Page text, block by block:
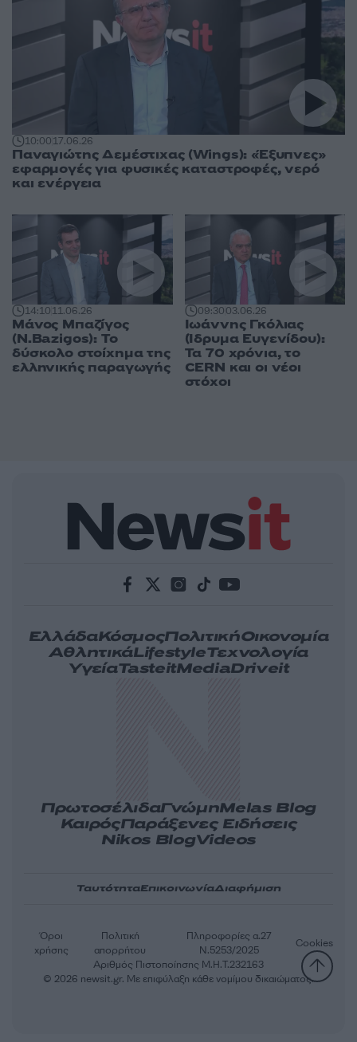
10:0017.06.26
Παναγιώτης Δεμέστιχας (Wings): «Έξυπνες»
εφαρμογές για φυσικές καταστροφές, νερό
και ενέργεια
14:1011.06.26
Μάνος Μπαζίγος
(N.Bazigos): Το
δύσκολο στοίχημα της
ελληνικής παραγωγής
09:3003.06.26
Ιωάννης Γκόλιας
(Ίδρυμα Ευγενίδου):
Τα 70 χρόνια, το
CERN και οι νέοι
στόχοι
ΕλλάδαΚόσμοςΠολιτικήΟικονομία
ΑθλητικάLifestyleΤεχνολογία
ΥγείαTasteitMediaDriveit
ΠρωτοσέλιδαΓνώμηMelas Blog
ΚαιρόςΠαράξενες Ειδήσεις
Nikos BlogVideos
ΤαυτότηταΕπικοινωνίαΔιαφήμιση
Αριθμός Πιστοποίησης Μ.Η.Τ.232163
Όροι
χρήσης
Πολιτική
απορρήτου
Πληροφορίες α.27
Ν.5253/2025
Cookies
© 2026 newsit.gr. Με επιφύλαξη κάθε νομίμου δικαιώματος.